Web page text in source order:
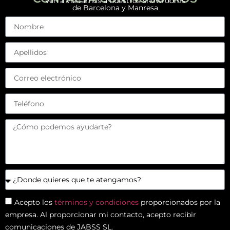
de Barcelona y Manresa
Acepto los términos y condiciones proporcionados por la
empresa. Al proporcionar mi contacto, acepto recibir
comunicaciones de JABSS SL.